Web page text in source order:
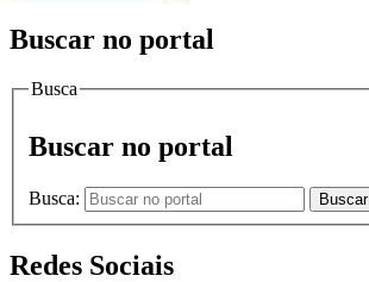
Buscar no portal
Busca
Buscar no portal
Busca: Buscar
Redes Sociais